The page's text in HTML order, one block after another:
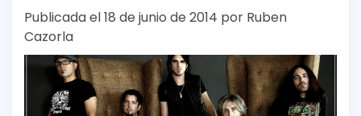
Publicada el18 de junio de 2014 por Ruben
Cazorla